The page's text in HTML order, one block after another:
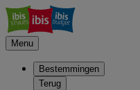
Menu
Bestemmingen
Terug